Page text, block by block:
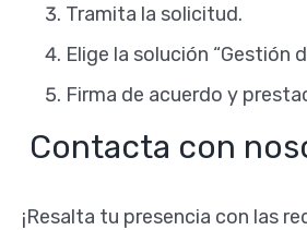
Tramita la solicitud.
Elige la solución “Gestión
Firma de acuerdo y
Contacta con
¡Resalta tu presencia con las